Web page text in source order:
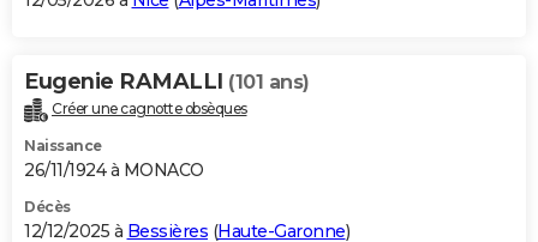
Carte de Noël
Carte Bonne année
Carte Saint-Valentin
Carte Pâques
Carte d'anniversaire
DICTIONNAIRE
Dictionnaire
Biographies
Citations
Expressions
Proverbes
PROGRAMME TV
S'inscrire
Se connecter
Lycées
Collèges
Primaires
Universités
Entreprises
Service militaire
Avis de recherche
Eugenie RAMALLI (101 ans)
Créer une cagnotte obsèques
Naissance
26/11/1924 à MONACO
Décès
12/12/2025 à Bessières (Haute-Garonne)